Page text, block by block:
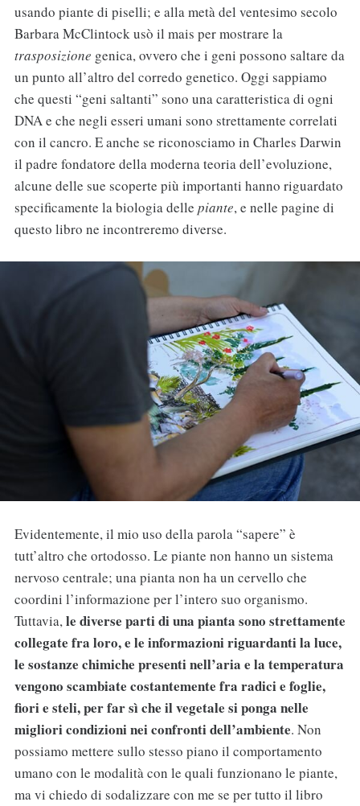
usando piante di piselli; e alla metà del ventesimo secolo
Barbara McClintock usò il mais per mostrare la
trasposizione genica, ovvero che i geni possono saltare da
un punto all’altro del corredo genetico. Oggi sappiamo
che questi “geni saltanti” sono una caratteristica di ogni
DNA e che negli esseri umani sono strettamente correlati
con il cancro. E anche se riconosciamo in Charles Darwin
il padre fondatore della moderna teoria dell’evoluzione,
alcune delle sue scoperte più importanti hanno riguardato
specificamente la biologia delle piante, e nelle pagine di
questo libro ne incontreremo diverse.
Evidentemente, il mio uso della parola “sapere” è
tutt’altro che ortodosso. Le piante non hanno un sistema
nervoso centrale; una pianta non ha un cervello che
coordini l’informazione per l’intero suo organismo.
Tuttavia,le diverse parti di una pianta sono strettamente
collegate fra loro, e le informazioni riguardanti la luce,
le sostanze chimiche presenti nell’aria e la temperatura
vengono scambiate costantemente fra radici e foglie,
fiori e steli, per far sì che il vegetale si ponga nelle
migliori condizioni nei confronti dell’ambiente. Non
possiamo mettere sullo stesso piano il comportamento
umano con le modalità con le quali funzionano le piante,
ma vi chiedo di sodalizzare con me se per tutto il libro